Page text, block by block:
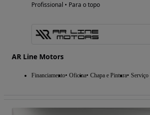
Profissional • Para o topo
AR Line Motors
Financiamento Oficina Chapa e Pintura Serviço